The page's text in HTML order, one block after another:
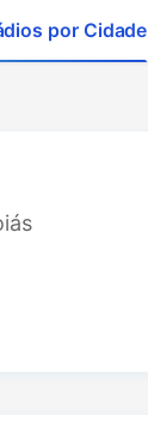
por Cidade